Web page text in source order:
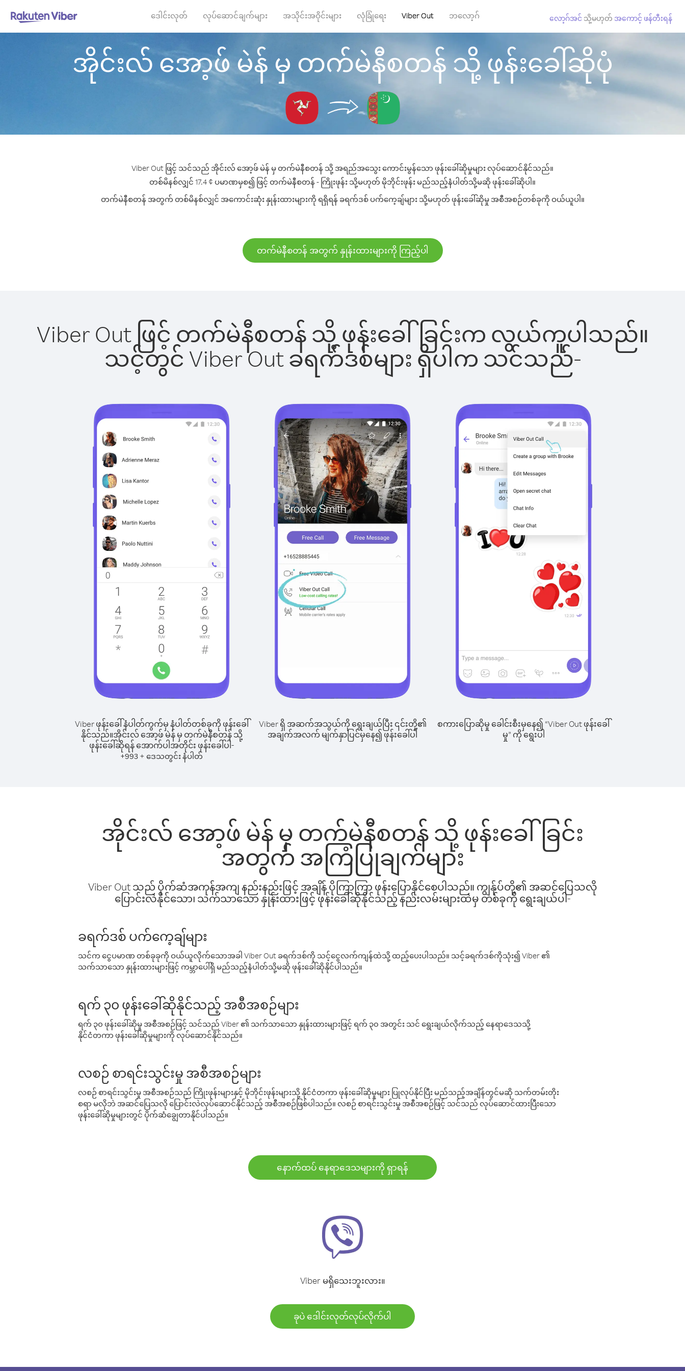
ဒေါင်းလုတ် လုပ်ဆောင်ချက်များ အသိုင်းအဝိုင်းများ လုံခြုံရေး Viber Out ဘလော့ဂ် လော့ဂ်အင် သို့မဟုတ် အကောင့် ဖန်တီးရန်
အိုင်းလ် အော့ဖ် မဲန် မှ တက်မဲနီစတန် သို့ ဖုန်းခေါ်ဆိုပုံ
Viber Out ဖြင့် သင်သည် အိုင်းလ် အော့ဖ် မဲန် မှ တက်မဲနီစတန် သို့ အရည်အသွေး ကောင်းမွန်သော ဖုန်းခေါ်ဆိုမှုများ လုပ်ဆောင်နိုင်သည်။
တစ်မိနစ်လျှင် 17.4 ¢ ပမာဏမှစ၍ ဖြင့် တက်မဲနီစတန် - ကြိုးဖုန်း သို့မဟုတ် မိုဘိုင်းဖုန်း မည်သည့်နံပါတ်သို့မဆို ဖုန်းခေါ်ဆိုပါ။
တက်မဲနီစတန် အတွက် တစ်မိနစ်လျှင် အကောင်းဆုံး နှုန်းထားများကို ရရှိရန် ခရက်ဒစ် ပက်ကေ့ချ်များ သို့မဟုတ် ဖုန်းခေါ်ဆိုမှု အစီအစဉ်တစ်ခုကို ဝယ်ယူပါ။
တက်မဲနီစတန် အတွက် နှုန်းထားများကို ကြည့်ပါ
Viber Out ဖြင့် တက်မဲနီစတန် သို့ ဖုန်းခေါ်ခြင်းက လွယ်ကူပါသည်။
သင့်တွင် Viber Out ခရက်ဒစ်များ ရှိပါက သင်သည်-
Viber ဖုန်းခေါ်နံပါတ်ကွက်မှ နံပါတ်တစ်ခုကို ဖုန်းခေါ်
နိုင်သည်။အိုင်းလ် အော့ဖ် မဲန် မှ တက်မဲနီစတန် သို့
ဖုန်းခေါ်ဆိုရန် အောက်ပါအတိုင်း ဖုန်းခေါ်ပါ-
+993 + ဒေသတွင်း နံပါတ်
Viber ရှိ အဆက်အသွယ်ကို ရွေးချယ်ပြီး ၎င်းတို့၏
အချက်အလက် မျက်နှာပြင်မှနေ၍ ဖုန်းခေါ်ပါ
စကားပြောဆိုမှု ခေါင်းစီးမှနေ၍ “Viber Out ဖုန်းခေါ်
မှု” ကို ရွေးပါ
အိုင်းလ် အော့ဖ် မဲန် မှ တက်မဲနီစတန် သို့ ဖုန်းခေါ်ခြင်း
အတွက် အကြံပြုချက်များ
Viber Out သည် ပိုက်ဆံအကုန်အကျ နည်းနည်းဖြင့် အချိန် ပိုကြာကြာ ဖုန်းပြောနိုင်စေပါသည်။ ကျွန်ုပ်တို့၏ အဆင်ပြေသလို
ပြောင်းလဲနိုင်သော၊ သက်သာသော နှုန်းထားဖြင့် ဖုန်းခေါ်ဆိုနိုင်သည့် နည်းလမ်းများထဲမှ တစ်ခုကို ရွေးချယ်ပါ-
ခရက်ဒစ် ပက်ကေ့ချ်များ
သင်က ငွေပမာဏ တစ်ခုခုကို ဝယ်ယူလိုက်သောအခါ Viber Out ခရက်ဒစ်ကို သင့်ငွေလက်ကျန်ထဲသို့ ထည့်ပေးပါသည်။ သင့်ခရက်ဒစ်ကိုသုံး၍ Viber ၏
သက်သာသော နှုန်းထားများဖြင့် ကမ္ဘာပေါ်ရှိ မည်သည့်နံပါတ်သို့မဆို ဖုန်းခေါ်ဆိုနိုင်ပါသည်။
ရက် ၃၀ ဖုန်းခေါ်ဆိုနိုင်သည့် အစီအစဉ်များ
ရက် ၃၀ ဖုန်းခေါ်ဆိုမှု အစီအစဉ်ဖြင့် သင်သည် Viber ၏ သက်သာသော နှုန်းထားများဖြင့် ရက် ၃၀ အတွင်း သင် ရွေးချယ်လိုက်သည့် နေရာဒေသသို့
နိုင်ငံတကာ ဖုန်းခေါ်ဆိုမှုများကို လုပ်ဆောင်နိုင်သည်။
လစဉ် စာရင်းသွင်းမှု အစီအစဉ်များ
လစဉ် စာရင်းသွင်းမှု အစီအစဉ်သည် ကြိုးဖုန်းများနှင့် မိုဘိုင်းဖုန်းများသို့ နိုင်ငံတကာ ဖုန်းခေါ်ဆိုမှုများ ပြုလုပ်နိုင်ပြီး မည်သည့်အချိန်တွင်မဆို သက်တမ်းတိုး
စရာ မလိုဘဲ အဆင်ပြေသလို ပြောင်းလဲလုပ်ဆောင်နိုင်သည့် အစီအစဉ်ဖြစ်ပါသည်။ လစဉ် စာရင်းသွင်းမှု အစီအစဉ်ဖြင့် သင်သည် လုပ်ဆောင်ထားပြီးသော
ဖုန်းခေါ်ဆိုမှုများတွင် ပိုက်ဆံချွေတာနိုင်ပါသည်။
နောက်ထပ် နေရာဒေသများကို ရှာရန်
Viber မရှိသေးဘူးလား။
ခုပဲ ဒေါင်းလုတ်လုပ်လိုက်ပါ